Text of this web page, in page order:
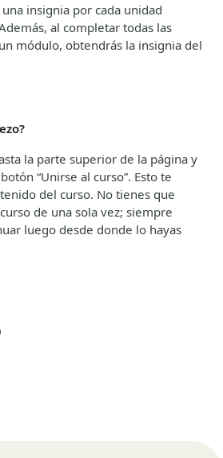
insignia por cada unidad
al completar todas las
módulo, obtendrás la insignia del
la parte superior de la página y
“Unirse al curso”. Esto te
del curso. No tienes que
de una sola vez; siempre
luego desde donde lo hayas